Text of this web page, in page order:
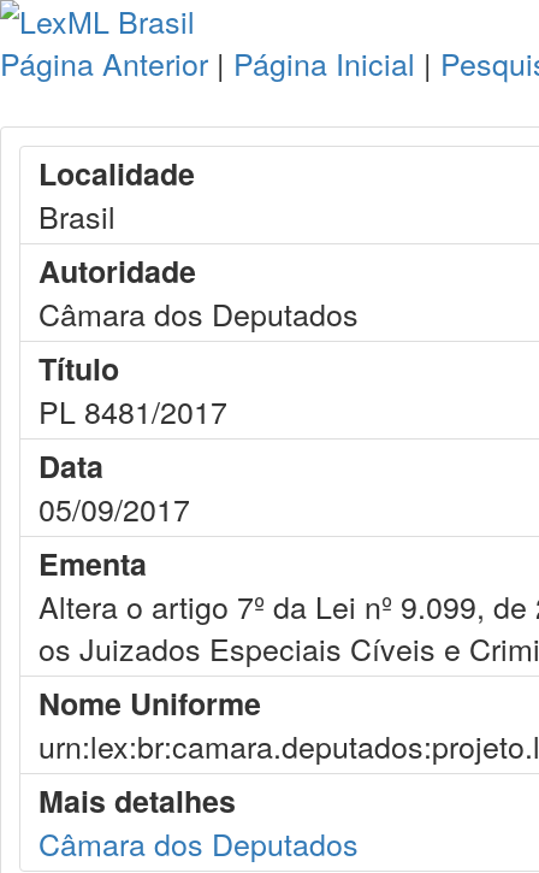
Página Anterior | Página Inicial |
Localidade
Brasil
Autoridade
Câmara dos Deputados
Título
PL 8481/2017
Data
05/09/2017
Ementa
Altera o artigo 7º da Lei nº 9.099,
os Juizados Especiais Cíveis e
Nome Uniforme
Mais detalhes
Câmara dos Deputados